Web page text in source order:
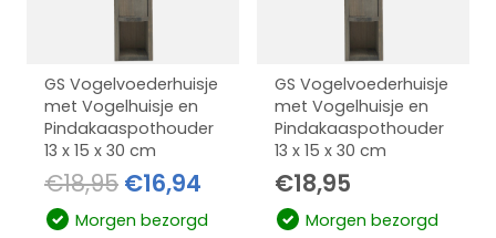
GS Vogelvoederhuisje
met Vogelhuisje en
Pindakaaspothouder
13 x 15 x 30 cm
€18,95 Oorspronkelijke
prijs
€16,94 Huidige
prijs
Morgen bezorgd
GS Vogelvoederhuisje
met Vogelhuisje en
Pindakaaspothouder
13 x 15 x 30 cm
€18,95
Morgen bezorgd